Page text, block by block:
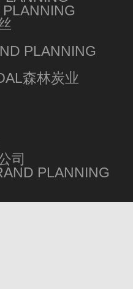
PLANNING
森林炭业
司
PLANNING